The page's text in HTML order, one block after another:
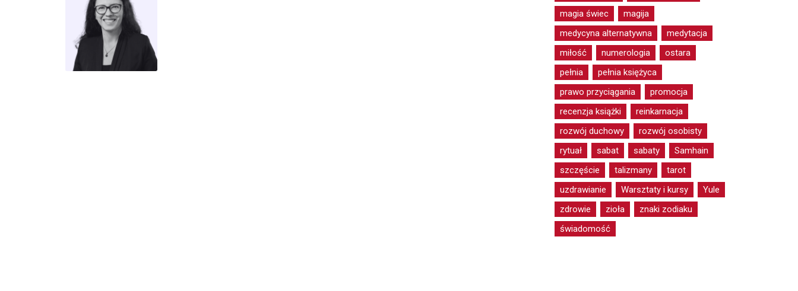
magia świec
magija
medycyna alternatywna
medytacja
miłość
numerologia
ostara
pełnia
pełnia księżyca
prawo przyciągania
promocja
recenzja książki
reinkarnacja
rozwój duchowy
rozwój osobisty
rytuał
sabat sabaty
Samhain
szczęście
talizmany
tarot
uzdrawianie
Warsztaty i kursy
Yule
zdrowie
zioła
znaki zodiaku
świadomość